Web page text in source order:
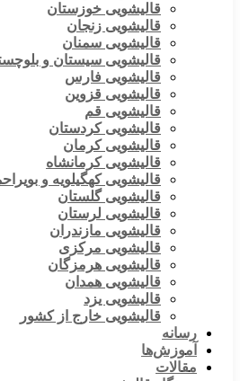
قالیشویی خوزستان
قالیشویی زنجان
قالیشویی سمنان
قالیشویی سیستان و
قالیشویی فارس
قالیشویی قزوین
قالیشویی قم
قالیشویی کردستان
قالیشویی کرمان
قالیشویی کرمانشاه
قالیشویی کهگیلویه و
قالیشویی گلستان
قالیشویی لرستان
قالیشویی مازندران
قالیشویی مرکزی
قالیشویی هرمزگان
قالیشویی همدان
قالیشویی یزد
قالیشویی خارج از کشور
رسانه
آموزش‌ها
مقالات